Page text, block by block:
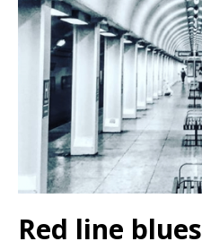
Red line blues